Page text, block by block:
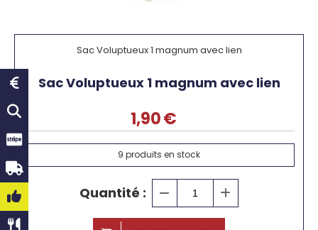
Sac Voluptueux 1 magnum avec lien
Sac Voluptueux 1 magnum avec lien
1,90€
9 produits en stock
Quantité :